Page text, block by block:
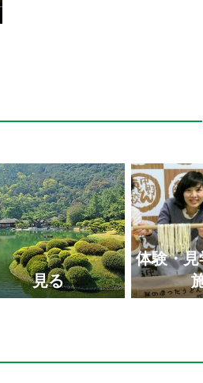
見る
体験・